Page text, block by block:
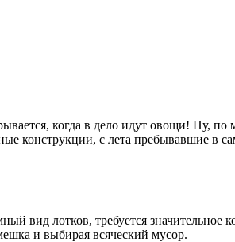
когда в дело идут овощи! Ну,
конструкции, с лета пребывавшие в
вид лотков, требуется значительное
и выбирая всяческий мусор.